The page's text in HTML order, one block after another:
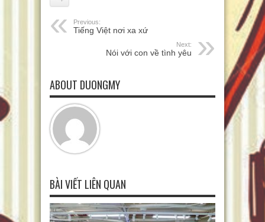
Previous:
Tiếng Việt nơi xa xứ
Next:
Nói với con về tình yêu
ABOUT DUONGMY
BÀI VIẾT LIÊN QUAN